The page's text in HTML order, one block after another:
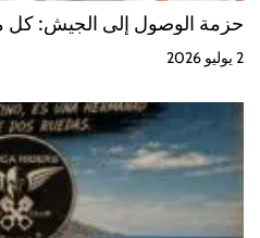
حزمة الوصول إلى الجيش: كل ما
2 يوليو 2026